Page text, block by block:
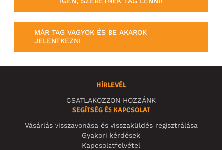
MÁR TAG VAGYOK ÉS BE AKAROK
JELENTKEZNI
HÍRLEVÉL
CSATLAKOZZON HOZZÁNK
SEGÍTSÉG ÉS KAPCSOLAT
Vásárlás visszavonása és visszaküldés regisztrálása
Gyakori kérdések
Kapcsolatfelvétel